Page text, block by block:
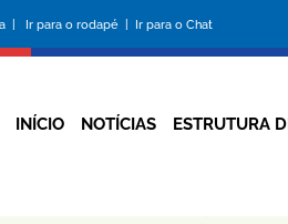
| Ir para o rodapé | Ir para o Chat
INÍCIO NOTÍCIAS ESTRUTURA